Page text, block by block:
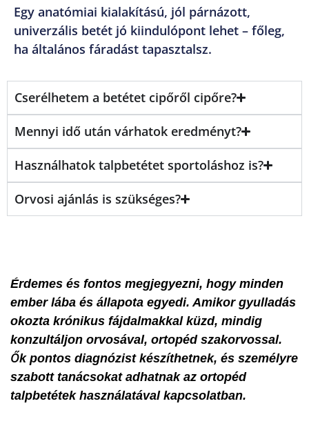
Egy anatómiai kialakítású, jól párnázott,
univerzális betét jó kiindulópont lehet – főleg,
ha általános fáradást tapasztalsz.
Cserélhetem a betétet cipőről cipőre?
Mennyi idő után várhatok eredményt?
Használhatok talpbetétet sportoláshoz is?
Orvosi ajánlás is szükséges?
Érdemes és fontos megjegyezni, hogy minden
ember lába és állapota egyedi. Amikor gyulladás
okozta krónikus fájdalmakkal küzd, mindig
konzultáljon orvosával, ortopéd szakorvossal.
Ők pontos diagnózist készíthetnek, és személyre
szabott tanácsokat adhatnak az ortopéd
talpbetétek használatával kapcsolatban.